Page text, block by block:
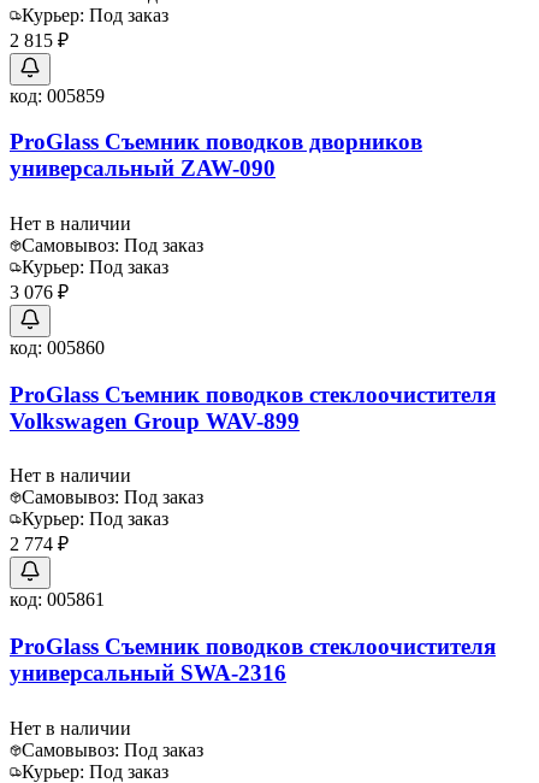
Курьер: Под заказ
2 815 ₽
код: 005859
ProGlass Съемник поводков дворников
универсальный ZAW-090
Нет в наличии
Самовывоз: Под заказ
Курьер: Под заказ
3 076 ₽
код: 005860
ProGlass Съемник поводков стеклоочистителя
Volkswagen Group WAV-899
Нет в наличии
Самовывоз: Под заказ
Курьер: Под заказ
2 774 ₽
код: 005861
ProGlass Съемник поводков стеклоочистителя
универсальный SWA-2316
Нет в наличии
Самовывоз: Под заказ
Курьер: Под заказ